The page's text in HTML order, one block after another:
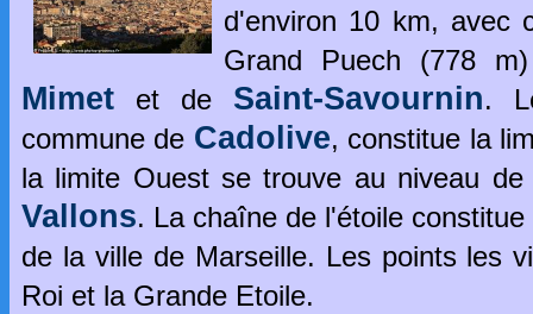
d'environ 10 km, avec
Grand Puech (778
Mimet et de Saint-Savournin.
commune de Cadolive, constitue la
la limite Ouest se trouve au niveau
Vallons. La chaîne de l'étoile
de la ville de Marseille. Les points les
Roi et la Grande Etoile.